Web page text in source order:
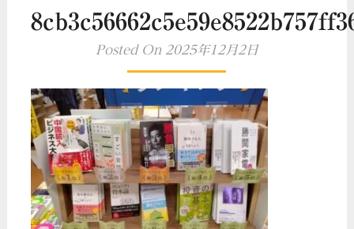
Posted On 2025年12月2日